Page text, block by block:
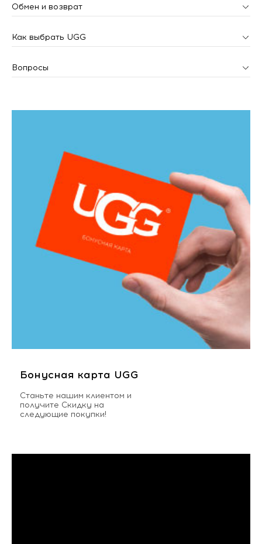
Обмен и возврат
Как выбрать UGG
Вопросы
Бонусная карта UGG
Станьте нашим клиентом и
получите Скидку на
следующие покупки!